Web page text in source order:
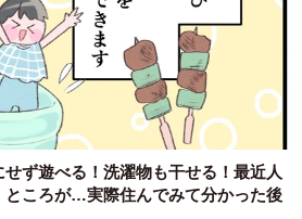
せず遊べる！洗濯物も干せる！最近人
ころが…実際住んでみて分かった後